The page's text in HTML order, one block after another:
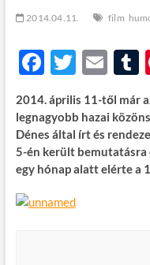
2014.04.11. film
F
ac
e
b
o
k
T
w
itt
er
E
m
ail
r
2014. április 11-től már
legnagyobb hazai
Dénes által írt és
5-én került bemutatásra
egy hónap alatt elérte a